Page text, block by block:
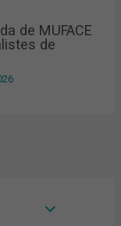
de MUFACE
de